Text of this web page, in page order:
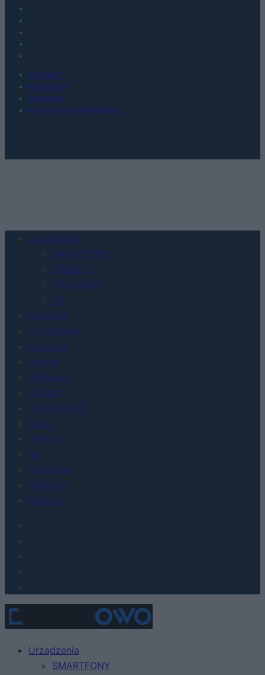
KONTAKT
REDAKCJA
REKLAMA
POLITYKA PRYWATNOŚCI
Urządzenia
SMARTFONY
TABLETY
WEARABLE
TV
Recenzje
Porównania
Co kupić
Porady
Promocje
FinTech
Hardware PC
Moto
Gaming
AI
Redakcja
Reklama
Kontakt
Urządzenia
SMARTFONY